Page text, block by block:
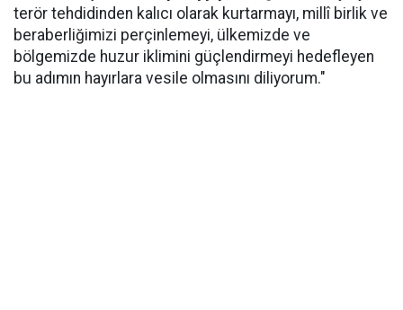
terör tehdidinden kalıcı olarak kurtarmayı, millî birlik ve
beraberliğimizi perçinlemeyi, ülkemizde ve
bölgemizde huzur iklimini güçlendirmeyi hedefleyen
bu adımın hayırlara vesile olmasını diliyorum."